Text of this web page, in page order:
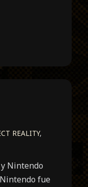
REALITY,
Nintendo
fue